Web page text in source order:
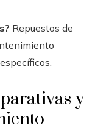
Repuestos de
y